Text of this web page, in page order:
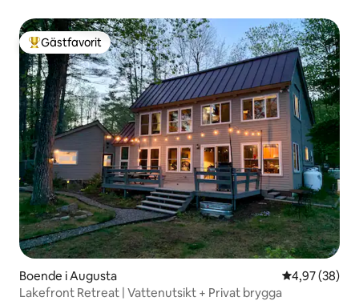
Populär gästfavorit
Gästfavorit
Boende i Augusta 4,97 av 5 i
4,97 (38)
Lakefront Retreat | Vattenutsikt + Privat brygga